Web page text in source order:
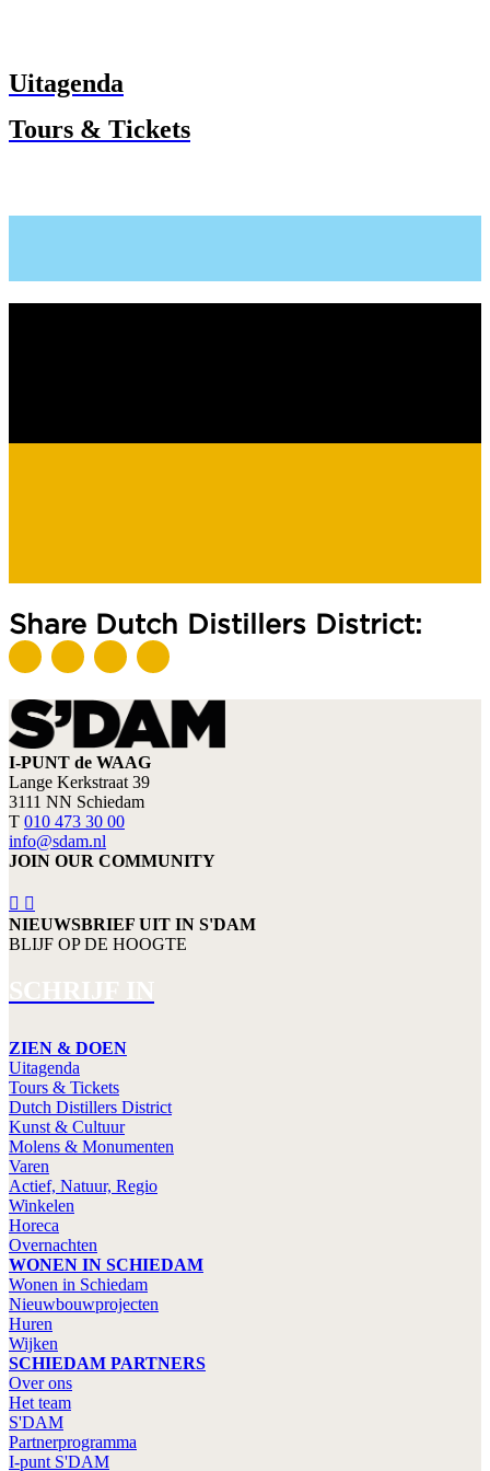
Uitagenda
Tours & Tickets
Share Dutch Distillers District:
I-PUNT de WAAG
Lange Kerkstraat 39
3111 NN Schiedam
T 010 473 30 00
info@sdam.nl
JOIN OUR COMMUNITY
NIEUWSBRIEF UIT IN S'DAM
BLIJF OP DE HOOGTE
SCHRIJF IN
ZIEN & DOEN
Uitagenda
Tours & Tickets
Dutch Distillers District
Kunst & Cultuur
Molens & Monumenten
Varen
Actief, Natuur, Regio
Winkelen
Horeca
Overnachten
WONEN IN SCHIEDAM
Wonen in Schiedam
Nieuwbouwprojecten
Huren
Wijken
SCHIEDAM PARTNERS
Over ons
Het team
S'DAM
Partnerprogramma
I-punt S'DAM